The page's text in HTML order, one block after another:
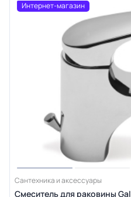
Интернет-магазин
Сантехника и аксессуары
Смеситель для раковины